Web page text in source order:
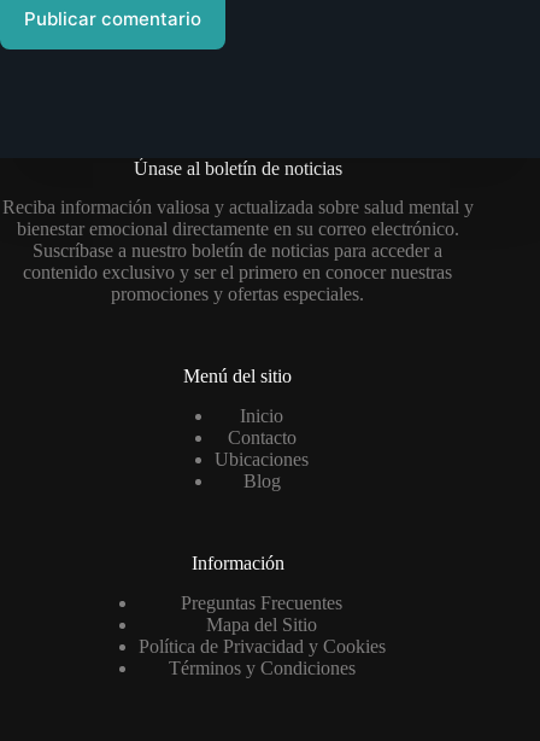
Publicar comentario
Únase al boletín de noticias
Reciba información valiosa y actualizada sobre salud mental y
bienestar emocional directamente en su correo electrónico.
Suscríbase a nuestro boletín de noticias para acceder a
contenido exclusivo y ser el primero en conocer nuestras
promociones y ofertas especiales.
Menú del sitio
Inicio
Contacto
Ubicaciones
Blog
Información
Preguntas Frecuentes
Mapa del Sitio
Política de Privacidad y Cookies
Términos y Condiciones